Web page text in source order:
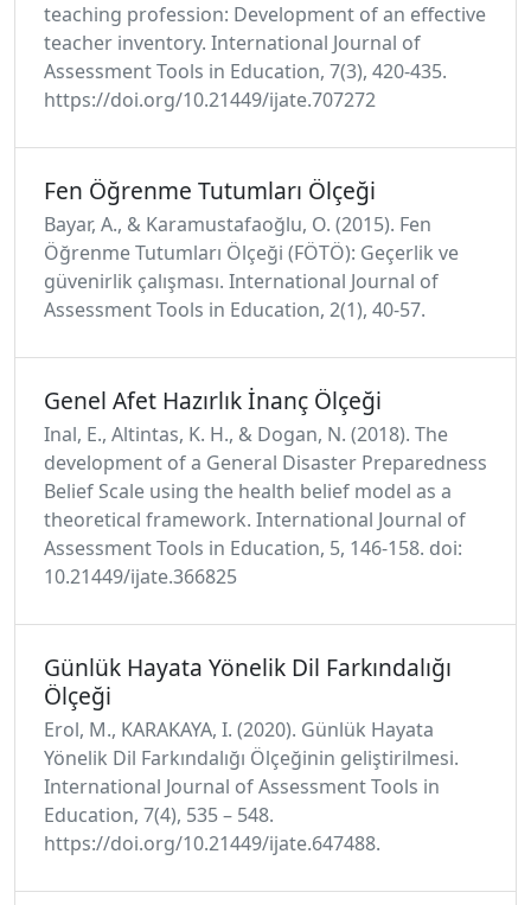
teaching profession: Development of an effective
teacher inventory. International Journal of
Assessment Tools in Education, 7(3), 420-435.
https://doi.org/10.21449/ijate.707272
Fen Öğrenme Tutumları Ölçeği
Bayar, A., & Karamustafaoğlu, O. (2015). Fen
Öğrenme Tutumları Ölçeği (FÖTÖ): Geçerlik ve
güvenirlik çalışması. International Journal of
Assessment Tools in Education, 2(1), 40-57.
Genel Afet Hazırlık İnanç Ölçeği
Inal, E., Altintas, K. H., & Dogan, N. (2018). The
development of a General Disaster Preparedness
Belief Scale using the health belief model as a
theoretical framework. International Journal of
Assessment Tools in Education, 5, 146-158. doi:
10.21449/ijate.366825
Günlük Hayata Yönelik Dil Farkındalığı
Ölçeği
Erol, M., KARAKAYA, I. (2020). Günlük Hayata
Yönelik Dil Farkındalığı Ölçeğinin geliştirilmesi.
International Journal of Assessment Tools in
Education, 7(4), 535 – 548.
https://doi.org/10.21449/ijate.647488.